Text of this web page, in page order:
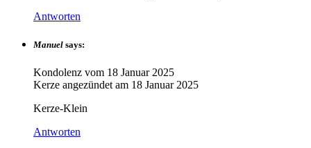
Antworten
Manuel says:
Kondolenz vom 18 Januar 2025
Kerze angezündet am 18 Januar 2025
Kerze-Klein
Antworten